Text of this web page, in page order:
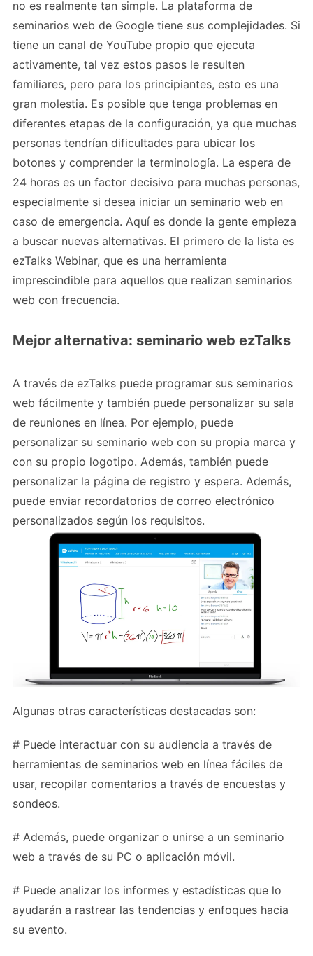
no es realmente tan simple. La plataforma de
seminarios web de Google tiene sus complejidades. Si
tiene un canal de YouTube propio que ejecuta
activamente, tal vez estos pasos le resulten
familiares, pero para los principiantes, esto es una
gran molestia. Es posible que tenga problemas en
diferentes etapas de la configuración, ya que muchas
personas tendrían dificultades para ubicar los
botones y comprender la terminología. La espera de
24 horas es un factor decisivo para muchas personas,
especialmente si desea iniciar un seminario web en
caso de emergencia. Aquí es donde la gente empieza
a buscar nuevas alternativas. El primero de la lista es
ezTalks Webinar, que es una herramienta
imprescindible para aquellos que realizan seminarios
web con frecuencia.
Mejor alternativa: seminario web ezTalks
A través de ezTalks puede programar sus seminarios
web fácilmente y también puede personalizar su sala
de reuniones en línea. Por ejemplo, puede
personalizar su seminario web con su propia marca y
con su propio logotipo. Además, también puede
personalizar la página de registro y espera. Además,
puede enviar recordatorios de correo electrónico
personalizados según los requisitos.
Algunas otras características destacadas son:
# Puede interactuar con su audiencia a través de
herramientas de seminarios web en línea fáciles de
usar, recopilar comentarios a través de encuestas y
sondeos.
# Además, puede organizar o unirse a un seminario
web a través de su PC o aplicación móvil.
# Puede analizar los informes y estadísticas que lo
ayudarán a rastrear las tendencias y enfoques hacia
su evento.